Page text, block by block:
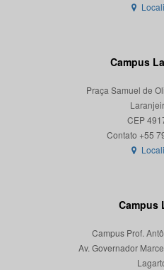
Campus
Praça Samuel de
CEP
Campus
Campus Prof.
Av. Governador